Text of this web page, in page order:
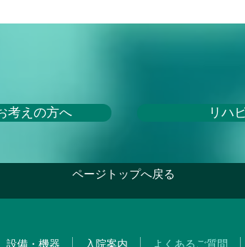
考えの方へ リハ
ページトップへ戻る
設備・機器 入院案内 よくあるご質問